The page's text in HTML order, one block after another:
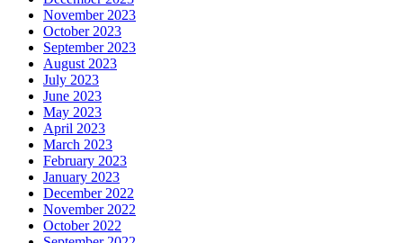
November 2023
October 2023
September 2023
August 2023
July 2023
June 2023
May 2023
April 2023
March 2023
February 2023
January 2023
December 2022
November 2022
October 2022